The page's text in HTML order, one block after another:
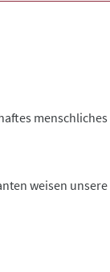
menschliches
weisen unsere